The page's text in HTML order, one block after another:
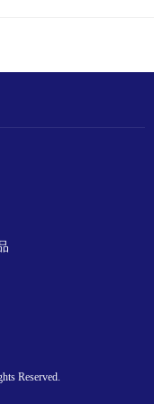
Reserved.